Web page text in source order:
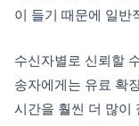
이 들기 때문에 일반
수신자별로 신뢰할
송자에게는 유료 확
시간을 훨씬 더 많이